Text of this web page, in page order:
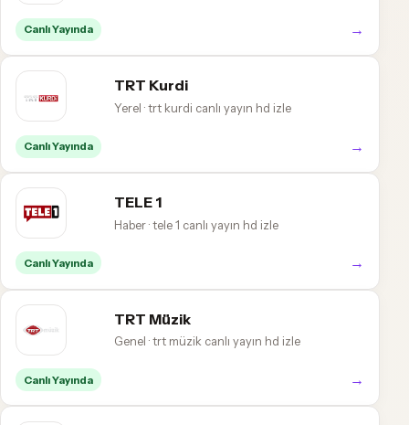
Canlı Yayında →
TRT Kurdi
Yerel · trt kurdi canlı yayın hd izle
Canlı Yayında →
TELE 1
Haber · tele 1 canlı yayın hd izle
Canlı Yayında →
TRT Müzik
Genel · trt müzik canlı yayın hd izle
Canlı Yayında →